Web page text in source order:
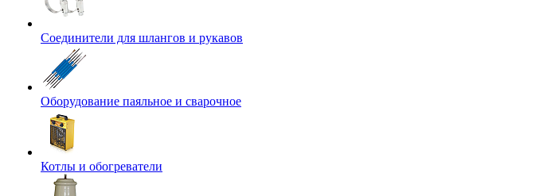
Соединители для шлангов и рукавов
Оборудование паяльное и сварочное
Котлы и обогреватели